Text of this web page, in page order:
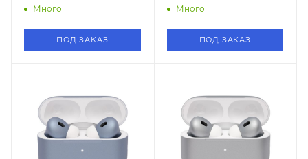
Красный)
Много
ПОД ЗАКАЗ
(Тихоокеанский Синий)
Много
ПОД ЗАКАЗ